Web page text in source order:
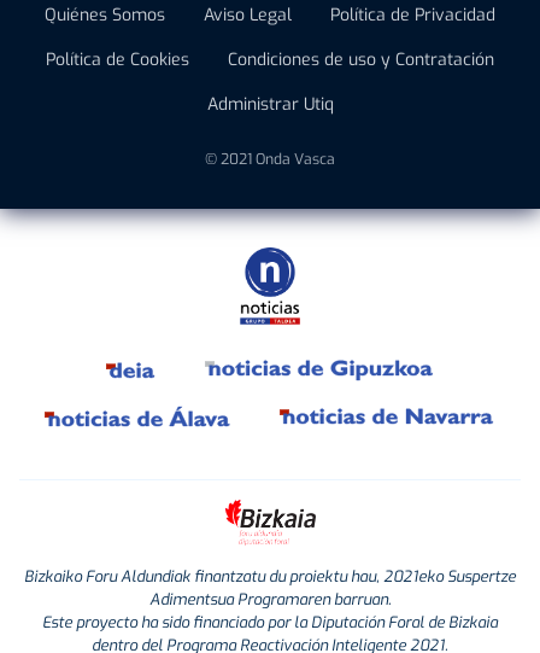
Quiénes Somos Aviso Legal
Política de Privacidad
Política de Cookies
Condiciones de uso y Contratación
Administrar Utiq
© 2021 Onda Vasca
Bizkaiko Foru Aldundiak finantzatu du proiektu hau, 2021eko Suspertze
Adimentsua Programaren barruan.
Este proyecto ha sido financiado por la Diputación Foral de Bizkaia
dentro del Programa Reactivación Inteligente 2021.